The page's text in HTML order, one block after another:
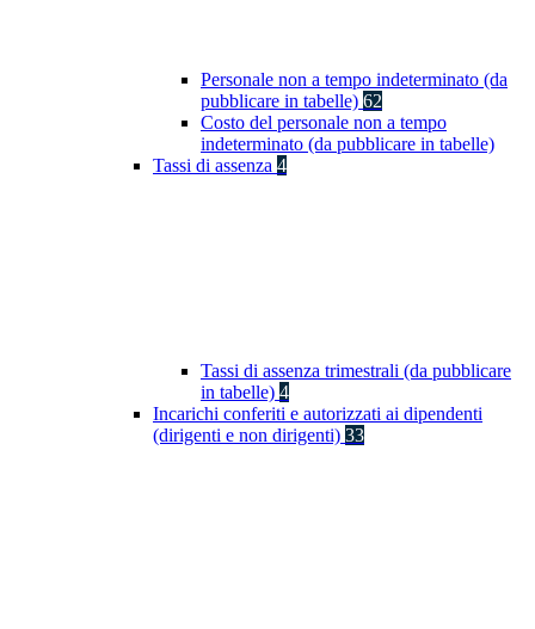
Personale non a tempo indeterminato (da
pubblicare in tabelle) 62
Costo del personale non a tempo
indeterminato (da pubblicare in tabelle)
Tassi di assenza 4
Tassi di assenza trimestrali (da pubblicare
in tabelle) 4
Incarichi conferiti e autorizzati ai dipendenti
(dirigenti e non dirigenti) 33